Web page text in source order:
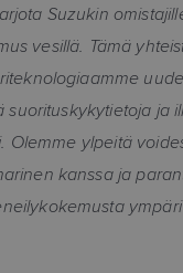
Suzukin
vesillä. Tämä
suorituskykytietoja ja
Olemme ylpeitä
kanssa ja